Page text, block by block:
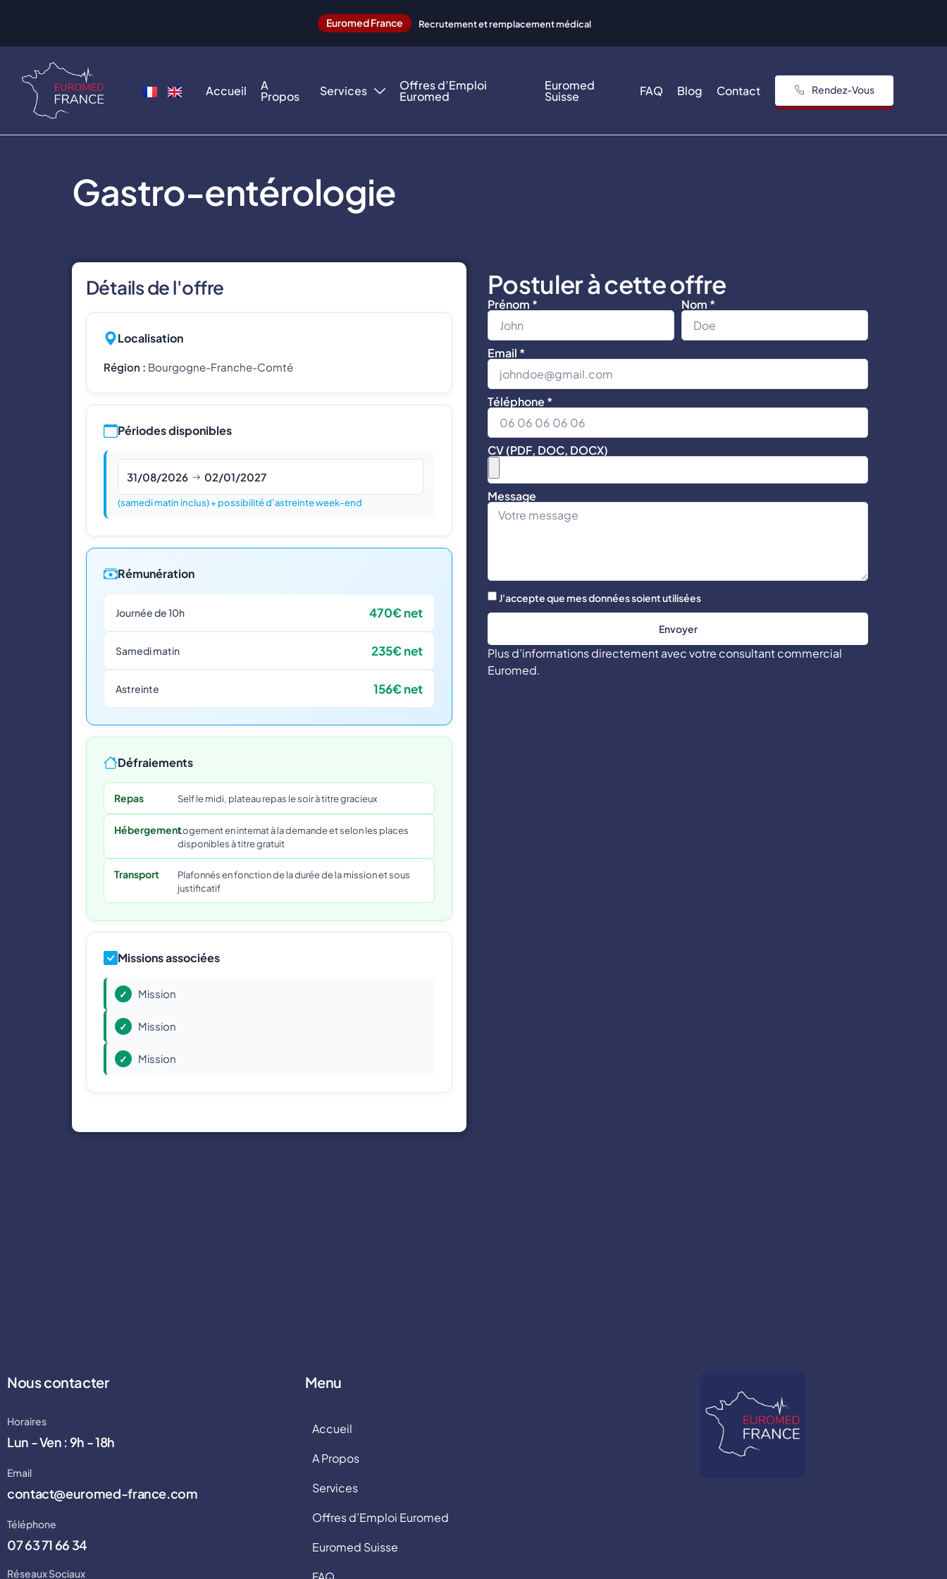
Euromed France Recrutement et remplacement médical
Accueil A
Propos Services Offres d’Emploi
Euromed
Euromed
Suisse FAQ Blog Contact Rendez-Vous
Gastro-entérologie
Détails de l'offre
Localisation
Région : Bourgogne-Franche-Comté
Périodes disponibles
31/08/2026 02/01/2027
(samedi matin inclus) + possibilité d’astreinte week-end
Rémunération
Journée de 10h 470€ net
Samedi matin 235€ net
Astreinte 156€ net
Défraiements
Repas Self le midi, plateau repas le soir à titre gracieux
HébergementLogement en internat à la demande et selon les places
disponibles à titre gratuit
Transport
Plafonnés en fonction de la durée de la mission et sous
justificatif
Missions associées
Mission
Mission
Mission
Postuler à cette offre
Prénom * Nom *
Email *
Téléphone *
CV (PDF, DOC, DOCX)
Message
J'accepte que mes données soient utilisées
Envoyer
Plus d’informations directement avec votre consultant commercial
Euromed.
Nous contacter
Horaires
Lun - Ven : 9h - 18h
Email
contact@euromed-france.com
Téléphone
07 63 71 66 34
Réseaux Sociaux
Menu
Accueil
A Propos
Services
Offres d’Emploi Euromed
Euromed Suisse